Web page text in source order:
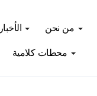
من نحن الأخبار
محطات كلامية